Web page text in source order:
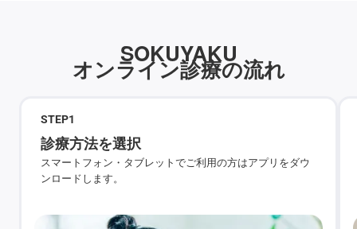
SOKUYAKU
オンライン診療の流れ
STEP1
診療方法を選択
スマートフォン・タブレットでご利用の方はアプリをダウ
ンロードします。